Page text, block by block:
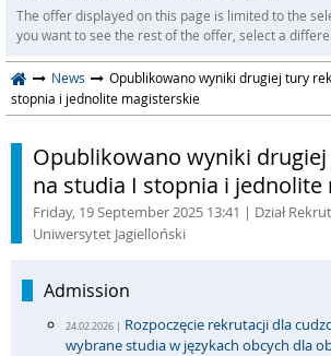
The offer displayed on this page is limited to the
you want to see the rest of the offer, select a
News
Opublikowano wyniki drugiej tury
stopnia i jednolite magisterskie
Opublikowano wyniki
na studia I stopnia i
Friday, 19 September 2025 13:41 | Dział
Uniwersytet Jagielloński
Admission
24.02.2026 | Rozpoczęcie rekrutacji dla
wybrane studia w językach obcych dla